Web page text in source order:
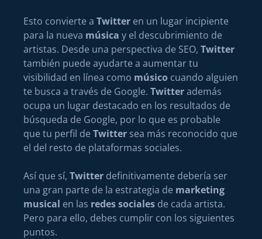
Esto convierte a Twitter en un lugar incipiente
para la nueva música y el descubrimiento de
artistas. Desde una perspectiva de SEO, Twitter
también puede ayudarte a aumentar tu
visibilidad en línea como músico cuando alguien
te busca a través de Google. Twitterademás
ocupa un lugar destacado en los resultados de
búsqueda de Google, por lo que es probable
que tu perfil de Twitter sea más reconocido que
el del resto de plataformas sociales.
Así que sí, Twitter definitivamente debería ser
una gran parte de la estrategia de marketing
musical en las redes sociales de cada artista.
Pero para ello, debes cumplir con los siguientes
puntos.